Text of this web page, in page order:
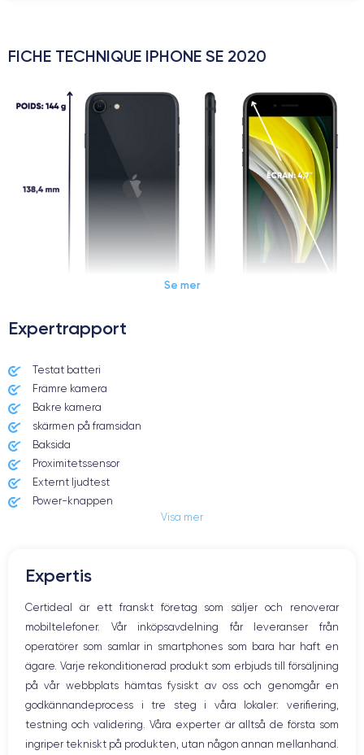
FICHE TECHNIQUE IPHONE SE 2020
Date de sortie
15/04/2020
Dimensions
IPS LCD 4.7 pouces
Apple A13 Bionic 6
Nom GPU
GPU 4 cœurs
Fréq. processeur
2.65 GHz
12 MP 7 MP
Résolution vidéo Recharge rapide
Se mer
Expertrapport
Testat batteri
Främre kamera
Bakre kamera
skärmen på framsidan
Baksida
Proximitetssensor
Externt ljudtest
Power-knappen
Högtalare
Hem-knappen
Bluetooth
WiFi
Nätverk
Vibration
Prise USB
Visa mer
Expertis
Certideal är ett franskt företag som säljer och renoverar
mobiltelefoner. Vår inköpsavdelning får leveranser från
operatörer som samlar in smartphones som bara har haft en
ägare. Varje rekonditionerad produkt som erbjuds till försäljning
på vår webbplats hämtas fysiskt av oss och genomgår en
godkännandeprocess i tre steg i våra lokaler: verifiering,
testning och validering. Våra experter är alltså de första som
ingriper tekniskt på produkten, utan någon annan mellanhand.